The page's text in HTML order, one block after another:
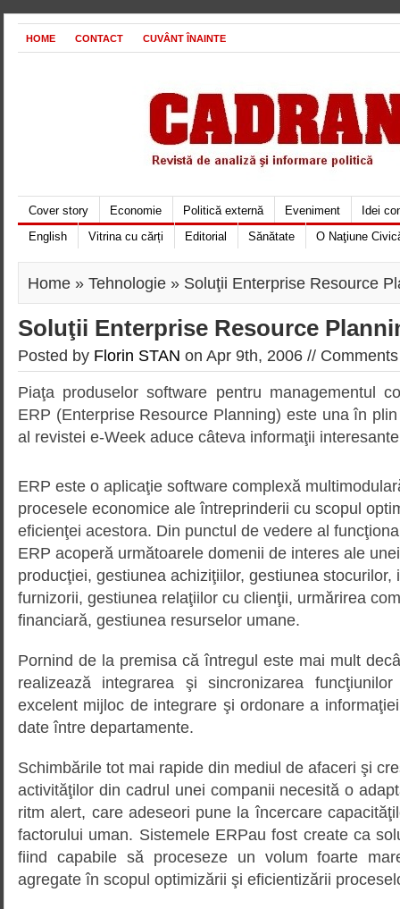
HOME CONTACT CUVÂNT ÎNAINTE
Cover story Economie Politică externă Eveniment
Idei
English
Vitrina cu cărți Editorial Sănătate O Naţiune
Home » Tehnologie » Soluţii Enterprise Resource
Soluţii Enterprise Resource
Posted by Florin STAN on Apr 9th, 2006 //
Piaţa produselor software pentru managementul
ERP (Enterprise Resource Planning) este una în
al revistei e-Week aduce câteva informaţii
ERP este o aplicaţie software complexă
procesele economice ale întreprinderii cu scopul
eficienţei acestora. Din punctul de vedere al
ERP acoperă următoarele domenii de interes ale
producţiei, gestiunea achiziţiilor, gestiunea stocurilor,
furnizorii, gestiunea relaţiilor cu clienţii, urmărirea
financiară, gestiunea resurselor umane.
Pornind de la premisa că întregul este mai mult
realizează integrarea şi sincronizarea
excelent mijloc de integrare şi ordonare a
date între departamente.
Schimbările tot mai rapide din mediul de afaceri şi
activităţilor din cadrul unei companii necesită o
ritm alert, care adeseori pune la încercare
factorului uman. Sistemele ERPau fost create ca
fiind capabile să proceseze un volum foarte
agregate în scopul optimizării şi eficientizării